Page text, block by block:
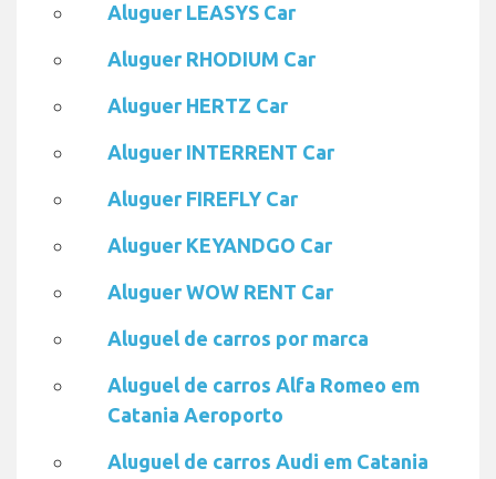
Aluguer LEASYS Car
Aluguer RHODIUM Car
Aluguer HERTZ Car
Aluguer INTERRENT Car
Aluguer FIREFLY Car
Aluguer KEYANDGO Car
Aluguer WOW RENT Car
Aluguel de carros por marca
Aluguel de carros Alfa Romeo em
Catania Aeroporto
Aluguel de carros Audi em Catania